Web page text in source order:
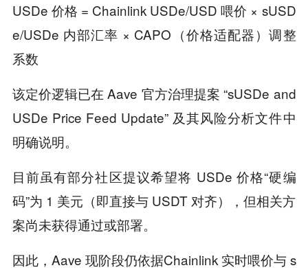
USDe 价格 = Chainlink USDe/USD 喂价 × sUSD
e/USDe 内部汇率 × CAPO（价格适配器）调整
系数
该定价逻辑已在 Aave 官方治理提案 “sUSDe and
USDe Price Feed Update” 及其风险分析文件中
明确说明。
目前虽有部分社区提议希望将 USDe 价格“硬编
码”为 1 美元（即直接与 USDT 对齐），但相关方
案尚未获得通过或部署。
因此，Aave 现阶段仍依据Chainlink 实时喂价与 s